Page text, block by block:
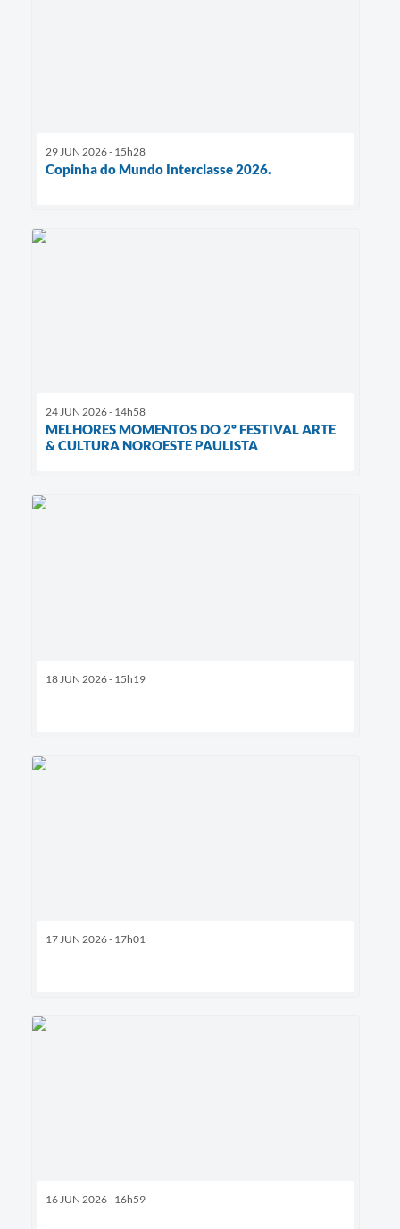
29 JUN 2026 - 15h28
Copinha do Mundo Interclasse 2026.
24 JUN 2026 - 14h58
MELHORES MOMENTOS DO 2º FESTIVAL ARTE
& CULTURA NOROESTE PAULISTA
18 JUN 2026 - 15h19
17 JUN 2026 - 17h01
16 JUN 2026 - 16h59